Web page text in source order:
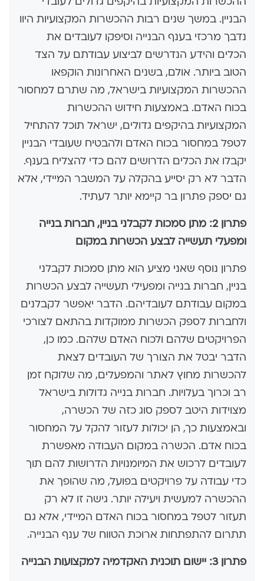
הבניין. במשך שנים רבות ההכשרות המקצועיות היוו
נדבך מרכזי בענף הבנייה וסיפקו לעובדים את
הכלים והידע הנדרשים לביצוע עבודתם על הצד
הטוב ביותר. אולם, בשנים האחרונות הוקפאו
ההכשרות המקצועיות בישראל, מה שתרם למחסור
בכוח האדם. באמצעות חידוש ההכשרות
המקצועיות בהיקפים גדולים, ישראל תוכל להתחיל
לטפל במחסור בכוח האדם ולהבטיח שעובדי הבניין
יקבלו את הכלים הדרושים להם כדי להצליח בענף.
הדבר לא רק יסייע בהקלה על המשבר המיידי, אלא
גם יספק פתרון בר קיימא יותר לעתיד.
פתרון 2: מתן סמכות לקבלני בניין, חברות בנייה
ומפעלי תעשייה לבצע הכשרות במקום
פתרון נוסף שאני מציע הוא מתן סמכות לקבלני
בניין, חברות בנייה ומפעילי תעשייה לבצע הכשרות
במקום עבודתם לעובדיהם. הדבר יאפשר לקבלנים
ולחברות לספק הכשרות ממוקדות בהתאם לצורכי
הפרויקטים שלהם ולכוח האדם שלהם. כמו כן,
הדבר יבטל את הצורך של העובדים לצאת
להכשרות מחוץ לאתר והמפעלים, מה שלוקח זמן
רב וכרוך בעלויות. חברות בנייה גדולות בישראל
מצוידות היטב לספק סוג כזה של הכשרה,
ובאמצעות כך, הן יכולות לעזור להקל על המחסור
בכוח אדם. הכשרה במקום העבודה מאפשרת
לעובדים לרכוש את המיומנויות הדרושות להם תוך
כדי עבודה על פרויקטים בפועל, מה שהופך את
ההכשרה למעשית ויעילה יותר. גישה זו לא רק
תעזור לטפל במחסור בכוח האדם המיידי, אלא גם
תתרום להתפתחות ארוכת הטווח של ענף הבנייה.
פתרון 3: יישום תוכנית האקדמיה למקצועות הבנייה